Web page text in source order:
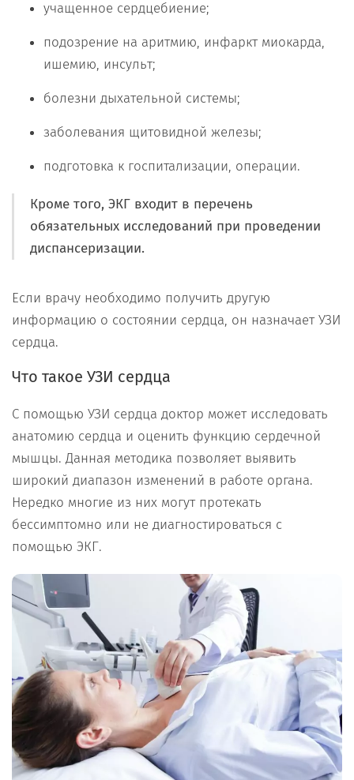
учащенное сердцебиение;
подозрение на аритмию, инфаркт миокарда,
ишемию, инсульт;
болезни дыхательной системы;
заболевания щитовидной железы;
подготовка к госпитализации, операции.
Кроме того, ЭКГ входит в перечень
обязательных исследований при проведении
диспансеризации.
Если врачу необходимо получить другую
информацию о состоянии сердца, он назначает УЗИ
сердца.
Что такое УЗИ сердца
С помощью УЗИ сердца доктор может исследовать
анатомию сердца и оценить функцию сердечной
мышцы. Данная методика позволяет выявить
широкий диапазон изменений в работе органа.
Нередко многие из них могут протекать
бессимптомно или не диагностироваться с
помощью ЭКГ.